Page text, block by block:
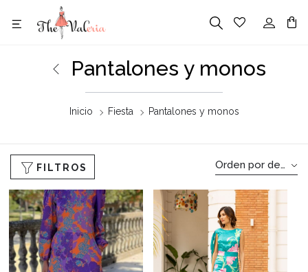
Pantalones y monos
Inicio Fiesta Pantalones y monos
FILTROS Orden por defecto